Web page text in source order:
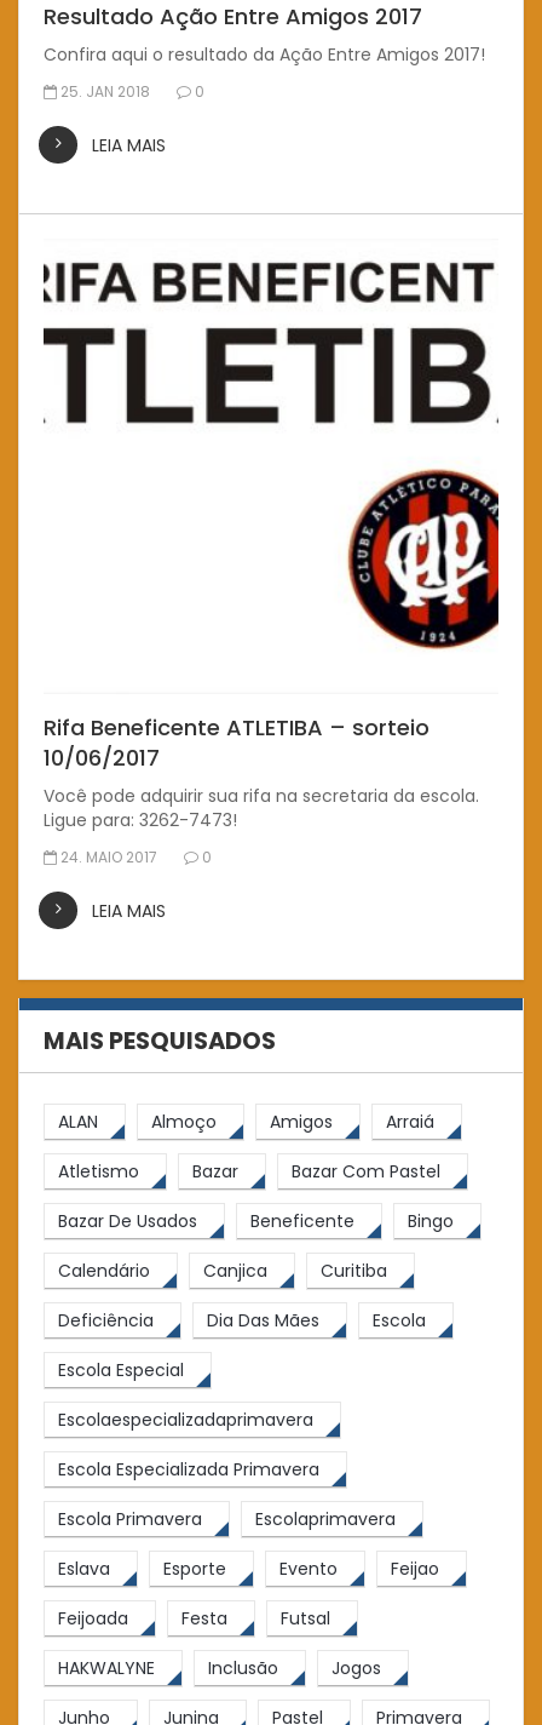
Resultado Ação Entre Amigos 2017
Confira aqui o resultado da Ação Entre Amigos 2017!
25. JAN 2018 0
LEIA MAIS
Rifa Beneficente ATLETIBA – sorteio
10/06/2017
Você pode adquirir sua rifa na secretaria da escola.
Ligue para: 3262-7473!
24. MAIO 2017 0
LEIA MAIS
MAIS PESQUISADOS
ALAN Almoço Amigos Arraiá
Atletismo Bazar Bazar Com Pastel
Bazar De Usados Beneficente Bingo
Calendário Canjica Curitiba
Deficiência Dia Das Mães Escola
Escola Especial
Escolaespecializadaprimavera
Escola Especializada Primavera
Escola Primavera Escolaprimavera
Eslava Esporte Evento Feijao
Feijoada Festa Futsal
HAKWALYNE Inclusão Jogos
Junho Junina Pastel Primavera